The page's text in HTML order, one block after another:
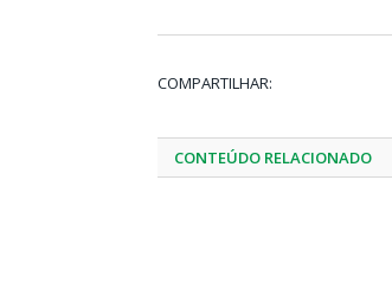
COMPARTILHAR:
CONTEÚDO RELACIONADO